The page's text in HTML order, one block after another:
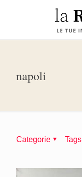
napoli
Categorie Tags